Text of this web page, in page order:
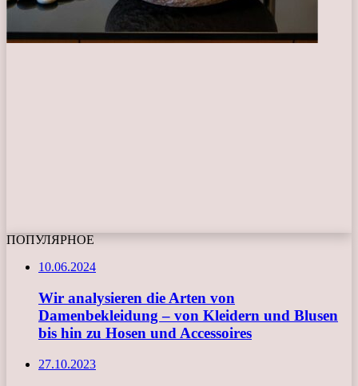
ПОПУЛЯРНОЕ
10.06.2024
Wir analysieren die Arten von
Damenbekleidung – von Kleidern und Blusen
bis hin zu Hosen und Accessoires
27.10.2023